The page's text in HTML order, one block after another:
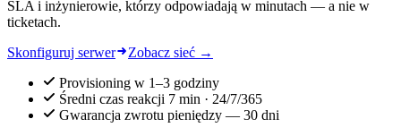
SLA i inżynierowie, którzy odpowiadają w minutach — a nie w
ticketach.
Skonfiguruj serwer
Zobacz sieć →
Provisioning w 1–3 godziny
Średni czas reakcji 7 min · 24/7/365
Gwarancja zwrotu pieniędzy — 30 dni